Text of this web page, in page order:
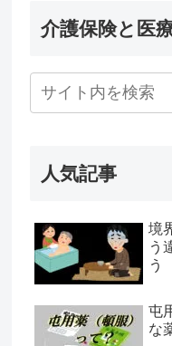
介護保険と医
人気記事
境
う
う
屯
な